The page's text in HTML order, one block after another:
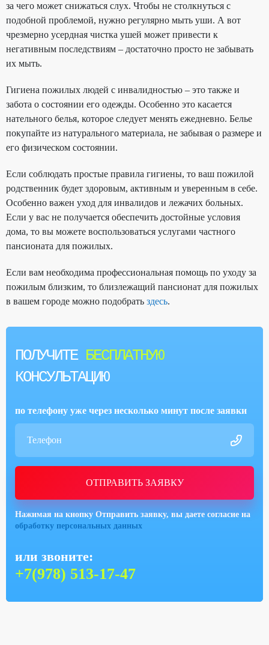
за чего может снижаться слух. Чтобы не столкнуться с
подобной проблемой, нужно регулярно мыть уши. А вот
чрезмерно усердная чистка ушей может привести к
негативным последствиям – достаточно просто не забывать
их мыть.
Гигиена пожилых людей с инвалидностью – это также и
забота о состоянии его одежды. Особенно это касается
нательного белья, которое следует менять ежедневно. Белье
покупайте из натурального материала, не забывая о размере и
его физическом состоянии.
Если соблюдать простые правила гигиены, то ваш пожилой
родственник будет здоровым, активным и уверенным в себе.
Особенно важен уход для инвалидов и лежачих больных.
Если у вас не получается обеспечить достойные условия
дома, то вы можете воспользоваться услугами частного
пансионата для пожилых.
Если вам необходима профессиональная помощь по уходу за
пожилым близким, то близлежащий пансионат для пожилых
в вашем городе можно подобрать здесь.
ПОЛУЧИТЕ БЕСПЛАТНУЮ
КОНСУЛЬТАЦИЮ
по телефону уже через несколько минут после заявки
ОТПРАВИТЬ ЗАЯВКУ
Нажимая на кнопку Отправить заявку, вы даете согласие на
обработку персональных данных
или звоните:
+7(978) 513-17-47